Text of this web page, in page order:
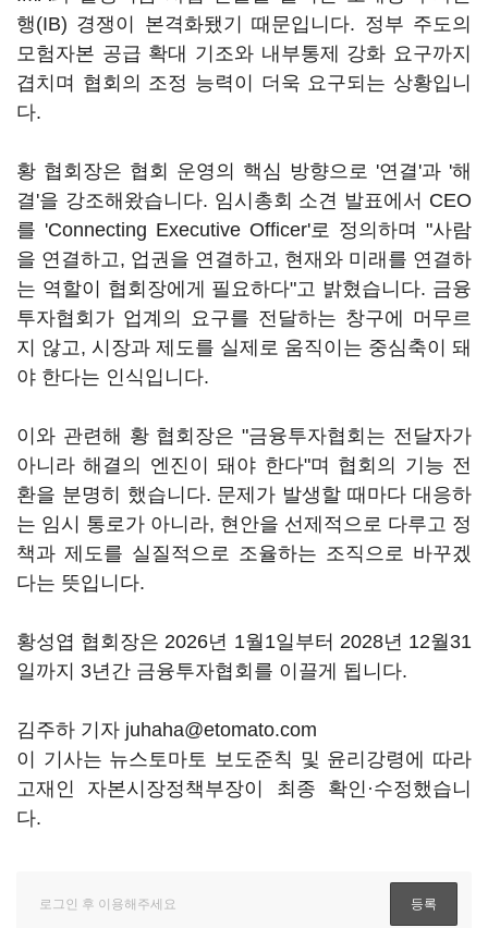
행(IB) 경쟁이 본격화됐기 때문입니다. 정부 주도의
모험자본 공급 확대 기조와 내부통제 강화 요구까지
겹치며 협회의 조정 능력이 더욱 요구되는 상황입니
다.
황 협회장은 협회 운영의 핵심 방향으로 '연결'과 '해
결'을 강조해왔습니다. 임시총회 소견 발표에서 CEO
를 'Connecting Executive Officer'로 정의하며 "사람
을 연결하고, 업권을 연결하고, 현재와 미래를 연결하
는 역할이 협회장에게 필요하다"고 밝혔습니다. 금융
투자협회가 업계의 요구를 전달하는 창구에 머무르
지 않고, 시장과 제도를 실제로 움직이는 중심축이 돼
야 한다는 인식입니다.
이와 관련해 황 협회장은 "금융투자협회는 전달자가
아니라 해결의 엔진이 돼야 한다"며 협회의 기능 전
환을 분명히 했습니다. 문제가 발생할 때마다 대응하
는 임시 통로가 아니라, 현안을 선제적으로 다루고 정
책과 제도를 실질적으로 조율하는 조직으로 바꾸겠
다는 뜻입니다.
황성엽 협회장은 2026년 1월1일부터 2028년 12월31
일까지 3년간 금융투자협회를 이끌게 됩니다.
김주하 기자 juhaha@etomato.com
이 기사는 뉴스토마토 보도준칙 및 윤리강령에 따라
고재인 자본시장정책부장이 최종 확인·수정했습니
다.